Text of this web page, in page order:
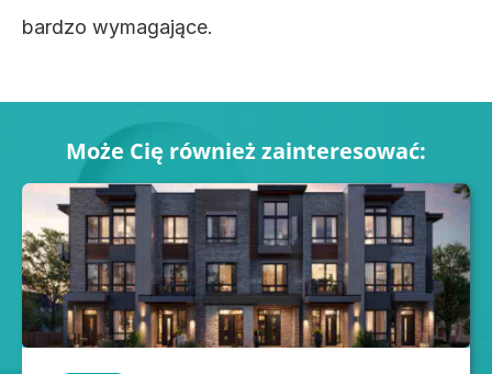
bardzo wymagające.
Może Cię również zainteresować: